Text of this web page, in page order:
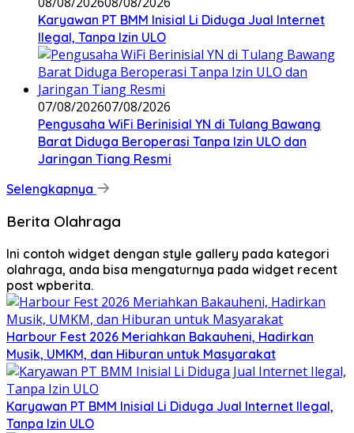
Karyawan PT BMM Inisial Li Diduga Jual Internet
Ilegal, Tanpa Izin ULO
07/08/202607/08/2026
Pengusaha WiFi Berinisial YN di Tulang Bawang
Barat Diduga Beroperasi Tanpa Izin ULO dan
Jaringan Tiang Resmi
Selengkapnya
Berita Olahraga
Ini contoh widget dengan style gallery pada kategori
olahraga, anda bisa mengaturnya pada widget recent
post wpberita.
Harbour Fest 2026 Meriahkan Bakauheni, Hadirkan
Musik, UMKM, dan Hiburan untuk Masyarakat
Karyawan PT BMM Inisial Li Diduga Jual Internet Ilegal,
Tanpa Izin ULO